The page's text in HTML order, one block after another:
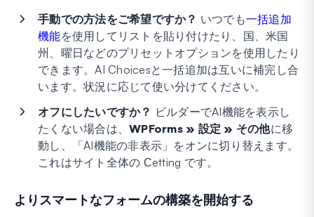
手動での方法をご希望ですか？ いつでも一括追加
機能を使用してリストを貼り付けたり、国、米国
州、曜日などのプリセットオプションを使用したり
できます。AI Choicesと一括追加は互いに補完し合
います。状況に応じて使い分けてください。
オフにしたいですか？ ビルダーでAI機能を表示し
たくない場合は、 WPForms » 設定 » その他に移
動し、「AI機能の非表示」をオンに切り替えます。
これはサイト全体の Сetting です。
よりスマートなフォームの構築を開始する